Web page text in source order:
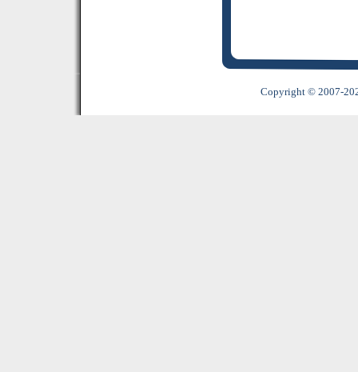
Copyright © 2007-